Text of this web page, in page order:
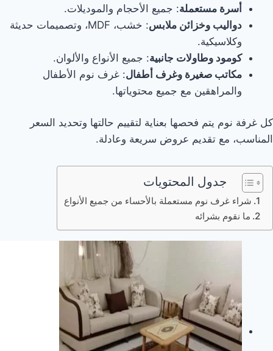
أسرة مستعملة: جميع الأحجام والموديلات.
دواليب وخزائن ملابس
: خشب، MDF، وتصميمات حديثة
وكلاسيكية.
كومود وطاولات جانبية: جميع الأنواع والألوان.
مكاتب صغيرة وغرف أطفال: غرف نوم الأطفال
والمراهقين مع جميع محتوياتها.
كل غرفة نوم يتم فحصها بعناية لتقييم حالتها وتحديد السعر
المناسب، مع تقديم عروض سريعة وعادلة.
جدول المحتويات
شراء غرف نوم مستعملة بالأحساء من جميع الأنواع
ما نقوم بشرائه